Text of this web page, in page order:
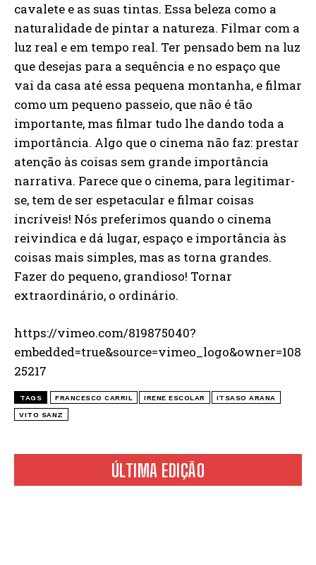
ÚLTIMA EDIÇÃO
cavalete e as suas tintas. Essa beleza como a
naturalidade de pintar a natureza. Filmar com a
luz real e em tempo real. Ter pensado bem na luz
que desejas para a sequência e no espaço que
vai da casa até essa pequena montanha, e filmar
como um pequeno passeio, que não é tão
importante, mas filmar tudo lhe dando toda a
importância. Algo que o cinema não faz: prestar
atenção às coisas sem grande importância
narrativa. Parece que o cinema, para legitimar-
se, tem de ser espetacular e filmar coisas
incríveis! Nós preferimos quando o cinema
reivindica e dá lugar, espaço e importância às
coisas mais simples, mas as torna grandes.
Fazer do pequeno, grandioso! Tornar
extraordinário, o ordinário.
https://vimeo.com/819875040?
embedded=true&source=vimeo_logo&owner=108
25217
TAGS FRANCESCO CARRIL IRENE ESCOLAR ITSASO ARANA
VITO SANZ